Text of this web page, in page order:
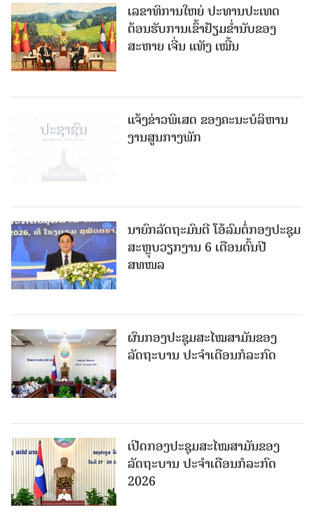
ເລຂາທິການໃຫຍ່ ປະທານປະເທດ
ຕ້ອນຮັບການເຂົ້າຢ້ຽມຂໍ່ານັບຂອງ
ສະຫາຍ ເຈີ່ນ ແທັງ ເໝີ້ນ
ແຈ້ງຂ່າວພິເສດ ຂອງຄະນະບໍລິຫານ
ງານສູນກາງພັກ
ນາຍົກລັດຖະມົນຕີ ໂອ້ລົມຕໍ່ກອງປະຊຸມ
ສະຫຼຸບວຽກງານ 6 ເດືອນຕົ້ນປີ
ສທໜລ
ຜົນກອງປະຊຸມສະໄໝສາມັນຂອງ
ລັດຖະບານ ປະຈຳເດືອນກໍລະກົດ
ເປີດກອງປະຊຸມສະໄໝສາມັນຂອງ
ລັດຖະບານ ປະຈໍາເດືອນກໍລະກົດ
2026